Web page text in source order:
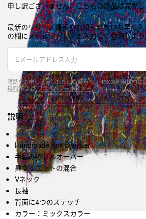
申し訳ございません、こちらの商品は完売
最新のリリース情報やお知らせをいち早く
の欄にメールアドレスを入力して登録しよ
購読をお申し込みいただいた時点で、HBXの利用規約に
規約およびプライバシーポリシー
説明
メゾン マルジェラ
Handmade Knit Sweater
手編みのプルオーバー
異なるニットの混合
Vネック
長袖
背面に4つのステッチ
カラー：ミックスカラー